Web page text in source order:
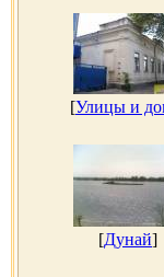
[Улицы и
[Дунай]